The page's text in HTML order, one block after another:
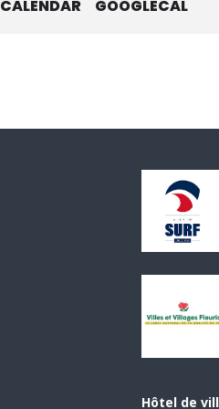
CALENDAR GOOGLECAL
Hôtel de